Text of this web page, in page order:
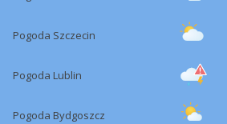
Pogoda Szczecin
Pogoda Lublin
Pogoda Bydgoszcz